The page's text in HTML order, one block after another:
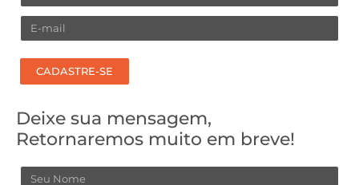
Email
CADASTRE-SE
Deixe sua mensagem,
Retornaremos muito em breve!
Nome